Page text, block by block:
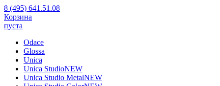
8 (495) 641.51.08
Корзина
пуста
Odace
Glossa
Unica
Unica StudioNEW
Unica Studio MetalNEW